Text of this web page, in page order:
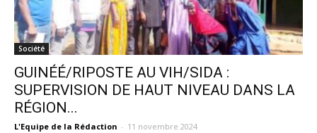
Société
GUINÉÉ/RIPOSTE AU VIH/SIDA :
SUPERVISION DE HAUT NIVEAU DANS LA
RÉGION...
L'Equipe de la Rédaction - 11 novembre 2024